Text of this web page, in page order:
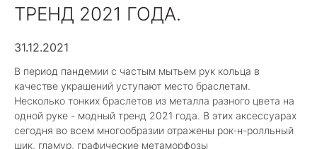
ТРЕНД 2021 ГОДА.
31.12.2021
В период пандемии с частым мытьем рук кольца в
качестве украшений уступают место браслетам.
Несколько тонких браслетов из металла разного цвета на
одной руке - модный тренд 2021 года. В этих аксессуарах
сегодня во всем многообразии отражены рок-н-ролльный
шик, гламур, графические метаморфозы